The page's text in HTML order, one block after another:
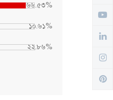
৬৬.৫৩%
১০.৬১%
২২.৮৬%